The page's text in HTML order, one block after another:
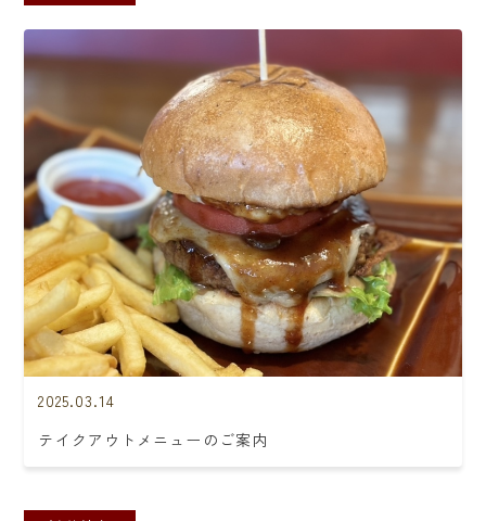
2025.03.14
テイクアウトメニューのご案内